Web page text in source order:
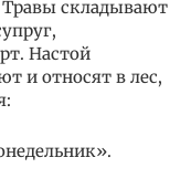
Травы складывают
Настой
и относят в лес,